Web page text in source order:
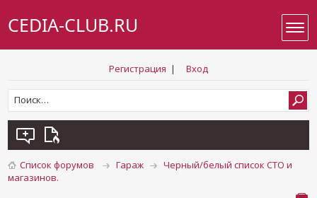
CEDIA-CLUB.RU
Регистрация | Вход
Список форумов Гараж
Черный/белый список СТО и
магазинов.